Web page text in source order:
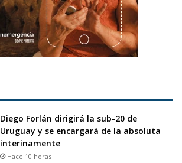
Diego Forlán dirigirá la sub-20 de
Uruguay y se encargará de la absoluta
interinamente
Hace 10 horas